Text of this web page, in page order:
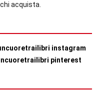
acquista.